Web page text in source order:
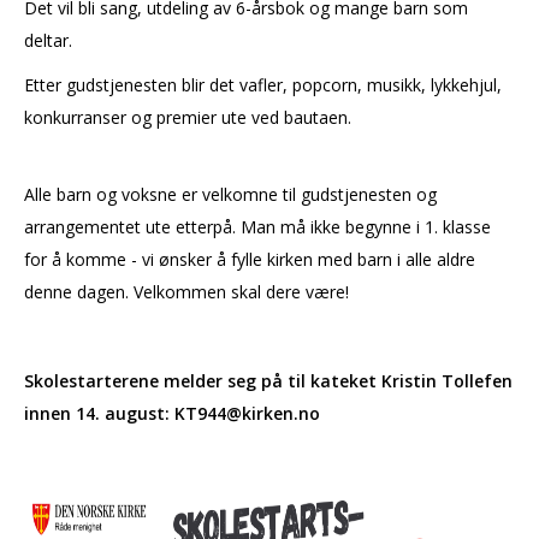
Det vil bli sang, utdeling av 6-årsbok og mange barn som
deltar.
Etter gudstjenesten blir det vafler, popcorn, musikk, lykkehjul,
konkurranser og premier ute ved bautaen.
Alle barn og voksne er velkomne til gudstjenesten og
arrangementet ute etterpå. Man må ikke begynne i 1. klasse
for å komme - vi ønsker å fylle kirken med barn i alle aldre
denne dagen. Velkommen skal dere være!
Skolestarterene melder seg på til kateket Kristin Tollefen
innen 14. august: KT944@kirken.no